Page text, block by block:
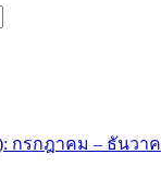
กรกฎาคม – ธันวา